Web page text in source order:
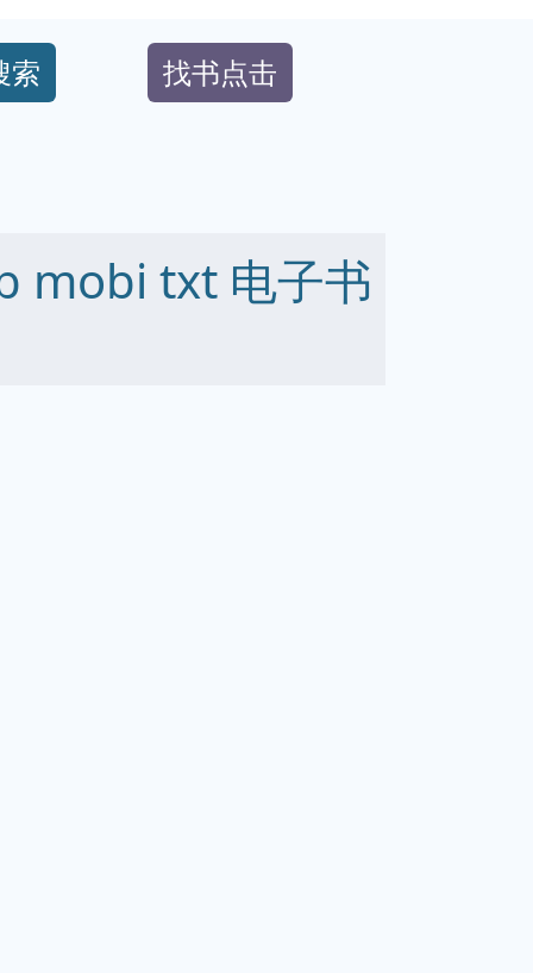
索 找书点击
mobi txt 电子书